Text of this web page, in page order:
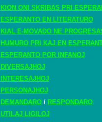
KION ONI SKRIBAS PRI
ESPERANTO EN LITERATURO
KIAL E-MOVADO NE
HUMURO PRI KAJ EN
ESPERANTO POR INFANOJ
DIVERSAJHOJ
INTERESAJHOJ
PERSONAJHOJ
DEMANDARO/ RESPONDARO
UTILAJ LIGILOJ